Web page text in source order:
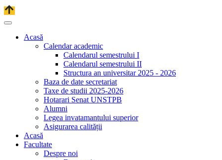
Acasă
Calendar academic
Calendarul semestrului I
Calendarul semestrului II
Structura an universitar 2025 - 2026
Baza de date secretariat
Taxe de studii 2025-2026
Hotarari Senat UNSTPB
Alumni
Legea invatamantului superior
Asigurarea calității
Acasă
Facultate
Despre noi